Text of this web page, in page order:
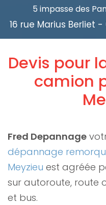
5 impasse des
16 rue Marius Berliet -
Devis pour
camion
Fred Depannage
dépannage
Meyzieu est agréée
sur autoroute, route
et bus.